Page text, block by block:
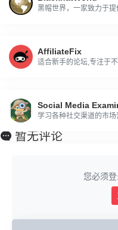
黑帽世界，一家致力于
AffiliateFix
适合新手的论坛,专注于
Social Media
学习各种社交渠道的市场
暂无评论
您必须登